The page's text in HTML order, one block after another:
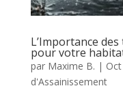
L’Importance
pour votre
par Maxime B. |
d'Assainissement